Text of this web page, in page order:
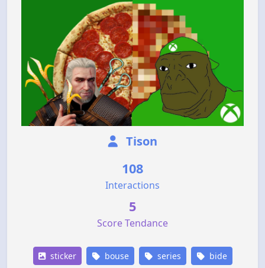
Tison
108
Interactions
5
Score Tendance
sticker bouse series bide